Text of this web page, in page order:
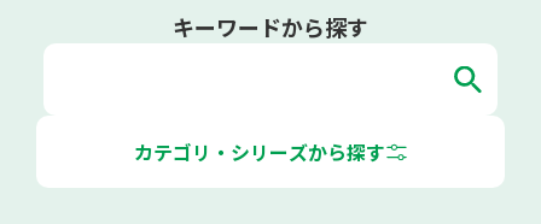
キーワードから探す
カテゴリ・シリーズから探す